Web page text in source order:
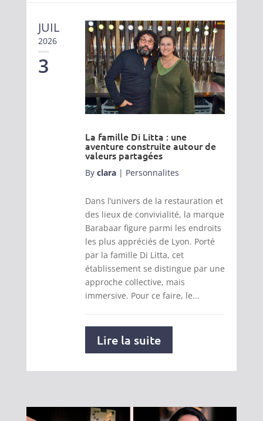
JUIL
2026
3
La famille Di Litta : une
aventure construite autour de
valeurs partagées
By clara| Personnalites
Dans l’univers de la restauration et
des lieux de convivialité, la marque
Barabaar figure parmi les endroits
les plus appréciés de Lyon. Porté
par la famille Di Litta, cet
établissement se distingue par une
approche collective, mais
immersive. Pour ce faire, le...
Lire la suite